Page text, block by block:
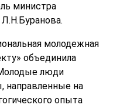
министра
молодежная
объединила
люди
направленные на
опыта